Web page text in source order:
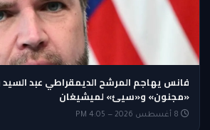
فانس يهاجم المرشح الديمقراطي عبد
«مجنون» و«سيئ» لميشيغان